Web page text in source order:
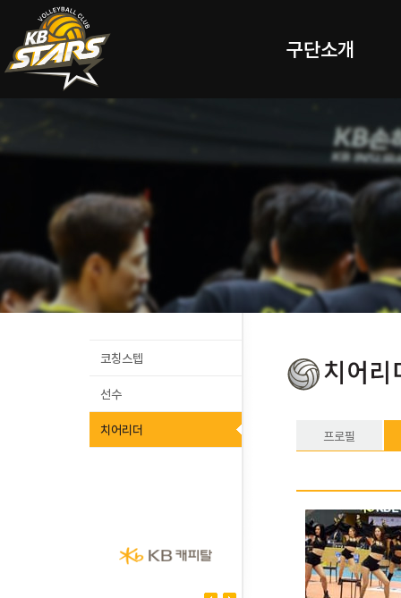
구단소개
코칭스텝
선수
치어리더 프로필